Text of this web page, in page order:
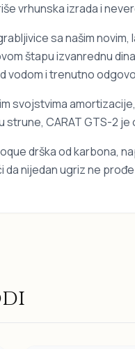
vrhunska izrada i
sa našim
štapu izvanrednu
vodom i trenutno
svojstvima
CARAT GTS-2 je
drška od karbona,
nijedan ugriz ne